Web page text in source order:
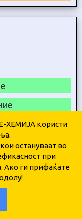
ХЕМИЈА користи
остануваат во
при
Ако ги прифаќате